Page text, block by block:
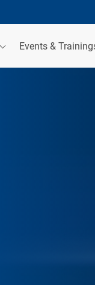
Events &